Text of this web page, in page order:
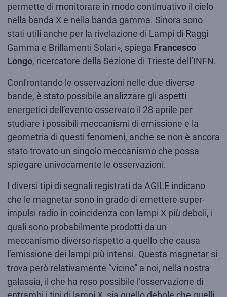
permette di monitorare in modo continuativo il cielo
nella banda X e nella banda gamma. Sinora sono
stati utili anche per la rivelazione di Lampi di Raggi
Gamma e Brillamenti Solari», spiega Francesco
Longo, ricercatore della Sezione di Trieste dell’INFN.
Confrontando le osservazioni nelle due diverse
bande, è stato possibile analizzare gli aspetti
energetici dell’evento osservato il 28 aprile per
studiare i possibili meccanismi di emissione e la
geometria di questi fenomeni, anche se non è ancora
stato trovato un singolo meccanismo che possa
spiegare univocamente le osservazioni.
I diversi tipi di segnali registrati da AGILE indicano
che le magnetar sono in grado di emettere super-
impulsi radio in coincidenza con lampi X più deboli, i
quali sono probabilmente prodotti da un
meccanismo diverso rispetto a quello che causa
l’emissione dei lampi più intensi. Questa magnetar si
trova però relativamente “vicino” a noi, nella nostra
galassia, il che ha reso possibile l’osservazione di